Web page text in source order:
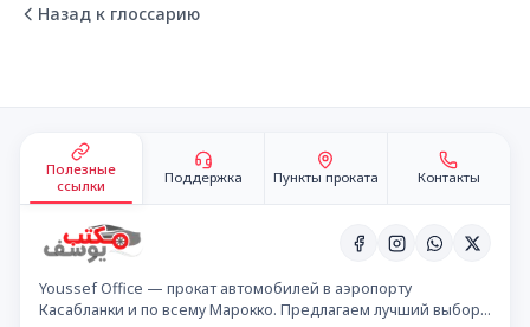
Назад к глоссарию
Полезные
ссылки
Поддержка Пункты проката Контакты
Youssef Office — прокат автомобилей в аэропорту
Касабланки и по всему Марокко. Предлагаем лучший выбор